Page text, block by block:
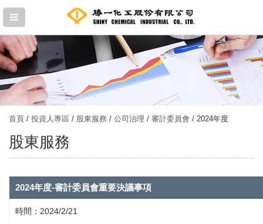
首頁 / 投資人專區 / 股東服務 / 公司治理 / 審計委員會 / 2024年度
股東服務
2024年度-審計委員會重要決議事項
時間：2024/2/21